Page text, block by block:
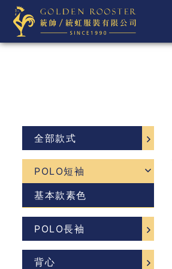
全部款式
POLO短袖
基本款素色
POLO長袖
背心